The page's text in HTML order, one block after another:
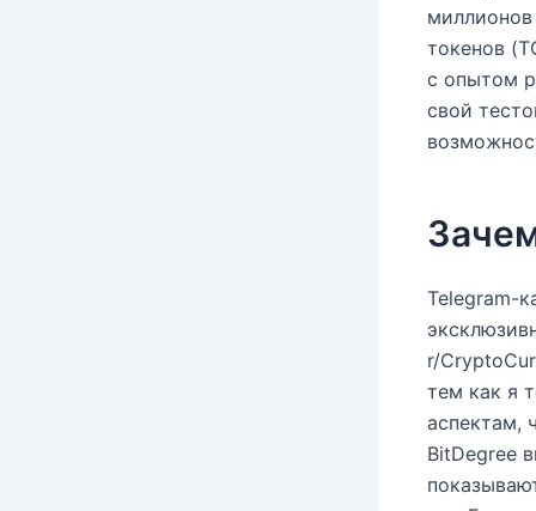
токенов
с опытом
свой
Telegram-
r/
тем как я
аспектам,
BitDegree